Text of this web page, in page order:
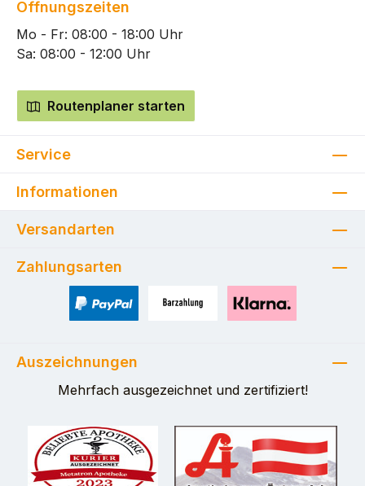
Öffnungszeiten
Mo - Fr: 08:00 - 18:00 Uhr
Sa: 08:00 - 12:00 Uhr
Routenplaner starten
Service
Informationen
Versandarten
Zahlungsarten
Auszeichnungen
Mehrfach ausgezeichnet und zertifiziert!